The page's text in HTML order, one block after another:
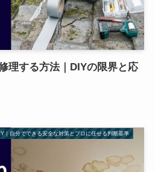
理する方法｜DIYの限界と応
｜自分でできる安全な対策とプロに任せる判断基準